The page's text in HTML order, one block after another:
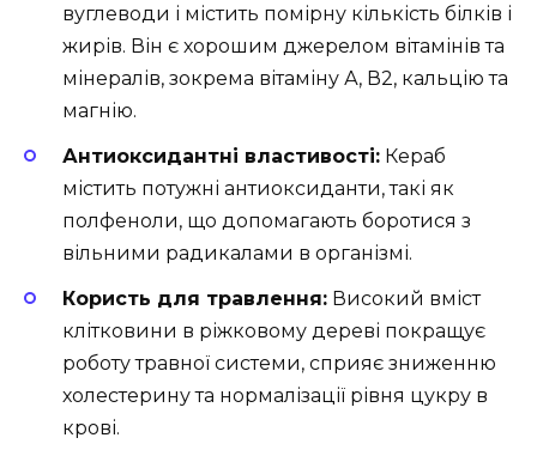
вуглеводи і містить помірну кількість білків і
жирів. Він є хорошим джерелом вітамінів та
мінералів, зокрема вітаміну А, В2, кальцію та
магнію.
Антиоксидантні властивості: Кераб
містить потужні антиоксиданти, такі як
полфеноли, що допомагають боротися з
вільними радикалами в організмі.
Користь для травлення: Високий вміст
клітковини в ріжковому дереві покращує
роботу травної системи, сприяє зниженню
холестерину та нормалізації рівня цукру в
крові.